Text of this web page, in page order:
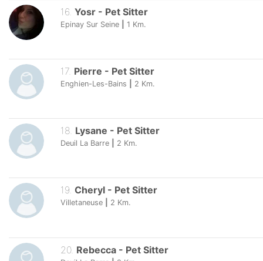
16 Yosr - Pet Sitter
Epinay Sur Seine 1 Km.
17. Pierre - Pet Sitter
Enghien-Les-Bains 2 Km.
18. Lysane - Pet Sitter
Deuil La Barre 2 Km.
19. Cheryl - Pet Sitter
Villetaneuse 2 Km.
20. Rebecca - Pet Sitter